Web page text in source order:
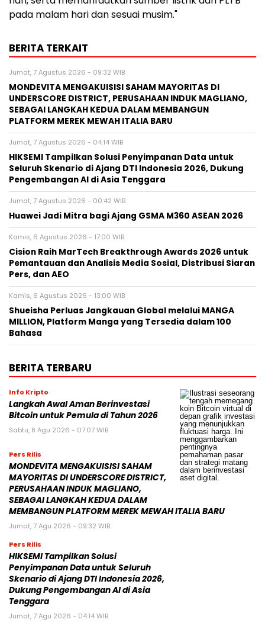
pada malam hari dan sesuai musim."
BERITA TERKAIT
Jumat, 7 Agustus 2026 - 09:32 WIB
MONDEVITA MENGAKUISISI SAHAM MAYORITAS DI
UNDERSCORE DISTRICT, PERUSAHAAN INDUK MAGLIANO,
SEBAGAI LANGKAH KEDUA DALAM MEMBANGUN
PLATFORM MEREK MEWAH ITALIA BARU
Jumat, 7 Agustus 2026 - 04:14 WIB
HIKSEMI Tampilkan Solusi Penyimpanan Data untuk
Seluruh Skenario di Ajang DTI Indonesia 2026, Dukung
Pengembangan AI di Asia Tenggara
Jumat, 7 Agustus 2026 - 00:42 WIB
Huawei Jadi Mitra bagi Ajang GSMA M360 ASEAN 2026
Kamis, 6 Agustus 2026 - 17:00 WIB
Cision Raih MarTech Breakthrough Awards 2026 untuk
Pemantauan dan Analisis Media Sosial, Distribusi Siaran
Pers, dan AEO
Kamis, 6 Agustus 2026 - 13:00 WIB
Shueisha Perluas Jangkauan Global melalui MANGA
MILLION, Platform Manga yang Tersedia dalam 100
Bahasa
BERITA TERBARU
Info Kripto
Langkah Awal Aman Berinvestasi
Bitcoin untuk Pemula di Tahun 2026
Sabtu, 8 Agu 2026 - 07:07 WIB
Pers Rilis
MONDEVITA MENGAKUISISI SAHAM
MAYORITAS DI UNDERSCORE DISTRICT,
PERUSAHAAN INDUK MAGLIANO,
SEBAGAI LANGKAH KEDUA DALAM
MEMBANGUN PLATFORM MEREK MEWAH ITALIA BARU
Jumat, 7 Agu 2026 - 09:32 WIB
Pers Rilis
HIKSEMI Tampilkan Solusi
Penyimpanan Data untuk Seluruh
Skenario di Ajang DTI Indonesia 2026,
Dukung Pengembangan AI di Asia
Tenggara
Jumat, 7 Agu 2026 - 04:14 WIB